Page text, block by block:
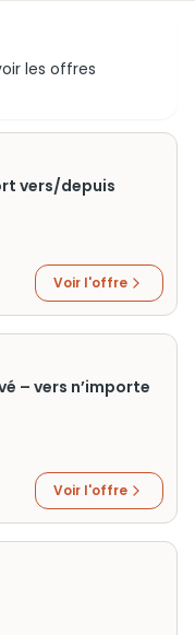
les offres
vers/depuis
Voir l'offre
– vers n’importe
Voir l'offre